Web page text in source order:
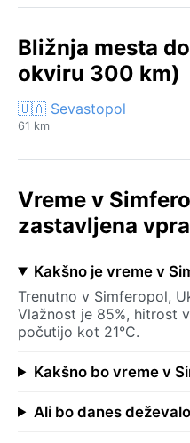
Bližnja mesta
okviru 300 km)
🇺🇦 Sevastopol
61 km
Vreme v
zastavljena
Kakšno je vreme v
Trenutno v Simferopol,
Vlažnost je 85%, hitrost
počutijo kot 21°C.
Kakšno bo vreme v
Ali bo danes